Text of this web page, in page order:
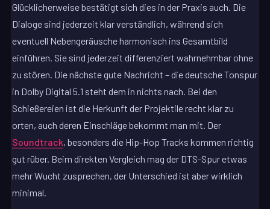
Glücklicherweise bestätigt sich dies in der Praxis auch. Die
Dialoge sind jederzeit klar verständlich, während sich
eventuell Nebengeräusche harmonisch ins Gesamtbild
einführen. Sie sind jederzeit differenziert wahrnehmbar ohne
zu stören. Die nächste gute Nachricht – die deutsche Tonspur
in Dolby Digital 5.1 steht dem in nichts nach. Bei den
Schießereien ist die Herkunft der Projektile recht klar zu
orten, auch deren Einschläge bekommt man mit. Der
Soundtrack, besonders die Hip-Hop Tracks kommen richtig
gut rüber. Beim direkten Vergleich mag der DTS-Spur etwas
mehr Wucht zusprechen, der Unterschied ist aber wirklich
minimal.